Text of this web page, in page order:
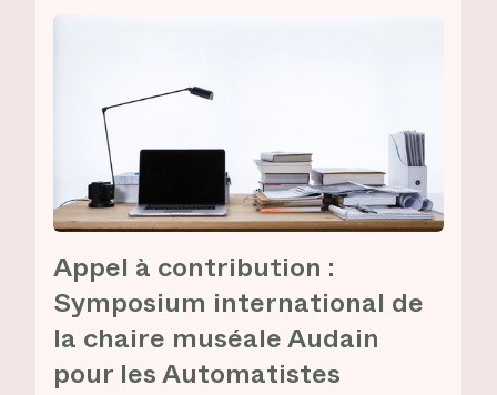
Appel à contribution :
Symposium international de
la chaire muséale Audain
pour les Automatistes